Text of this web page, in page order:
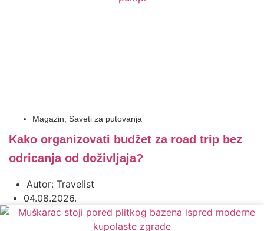
Magazin, Saveti za putovanja
Kako organizovati budžet za road trip bez
odricanja od doživljaja?
Autor: Travelist
04.08.2026.